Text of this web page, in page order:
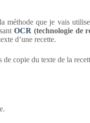
méthode que je vais
OCR (technologie de
d’une recette.
copie du texte de la